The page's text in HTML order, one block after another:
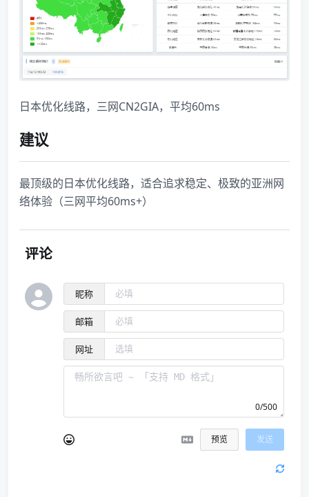
日本优化线路，三网CN2GIA，平均60ms
建议
最顶级的日本优化线路，适合追求稳定、极致的亚洲网
络体验（三网平均60ms+）
评论
昵称
邮箱
网址
0/500
预览 发送